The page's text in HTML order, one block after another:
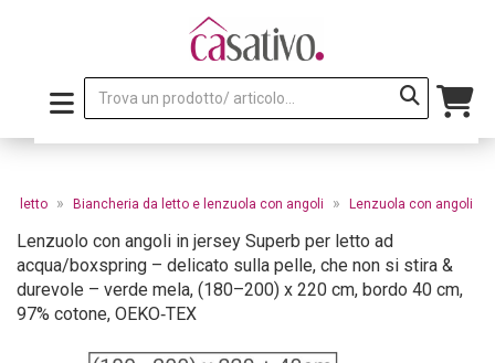
letto » Biancheria da letto e lenzuola con angoli » Lenzuola con angoli
Lenzuolo con angoli in jersey Superb per letto ad
acqua/boxspring – delicato sulla pelle, che non si stira &
durevole – verde mela, (180–200) x 220 cm, bordo 40 cm,
97% cotone, OEKO‑TEX